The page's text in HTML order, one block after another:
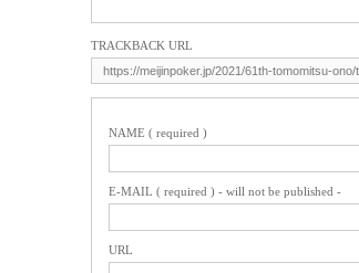
TRACKBACK URL
NAME ( required )
E-MAIL ( required ) - will not be published -
URL